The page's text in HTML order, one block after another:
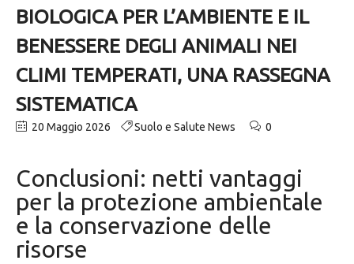
BIOLOGICA PER L’AMBIENTE E IL
BENESSERE DEGLI ANIMALI NEI
CLIMI TEMPERATI, UNA RASSEGNA
SISTEMATICA
20 Maggio 2026 Suolo e Salute News 0
Conclusioni: netti vantaggi
per la protezione ambientale
e la conservazione delle
risorse